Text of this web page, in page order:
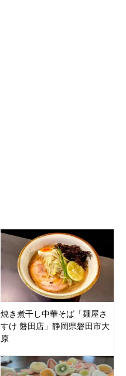
焼き煮干し中華そば「麺屋さ
すけ 磐田店」静岡県磐田市大
原